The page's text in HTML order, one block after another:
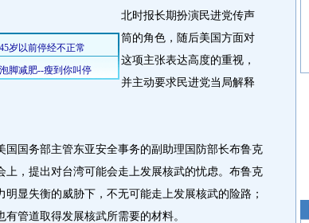
北时报长期扮演民进党传声
筒的角色，随后美国方面对
这项主张表达高度的重视，
并主动要求民进党当局解释
国务部主管东亚安全事务的副助理国防部长布鲁克
上，提出对台湾可能会走上发展核武的忧虑。布鲁克
显失衡的威胁下，不无可能走上发展核武的险路；
管道取得发展核武所需要的材料。